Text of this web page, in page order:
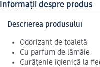
Informații despre produs
Descrierea produsului
Odorizant de toaletă
Cu parfum de lămâie
Curățenie igienică la